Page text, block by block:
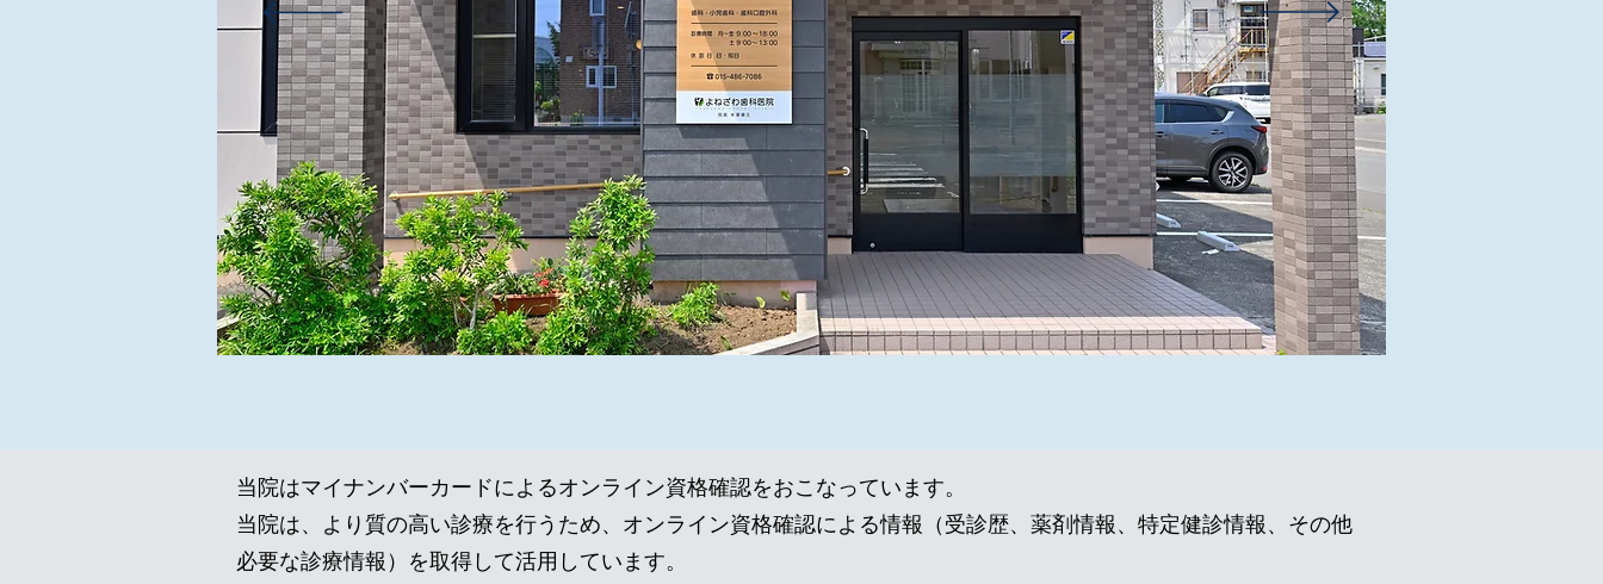
当院はマイナンバーカードによるオンライン資格確認をおこなっています。
当院は、より質の高い診療を行うため、オンライン資格確認による情報（受診歴、薬剤情報、特定健診情報、その他
必要な診療情報）を取得して活用しています。